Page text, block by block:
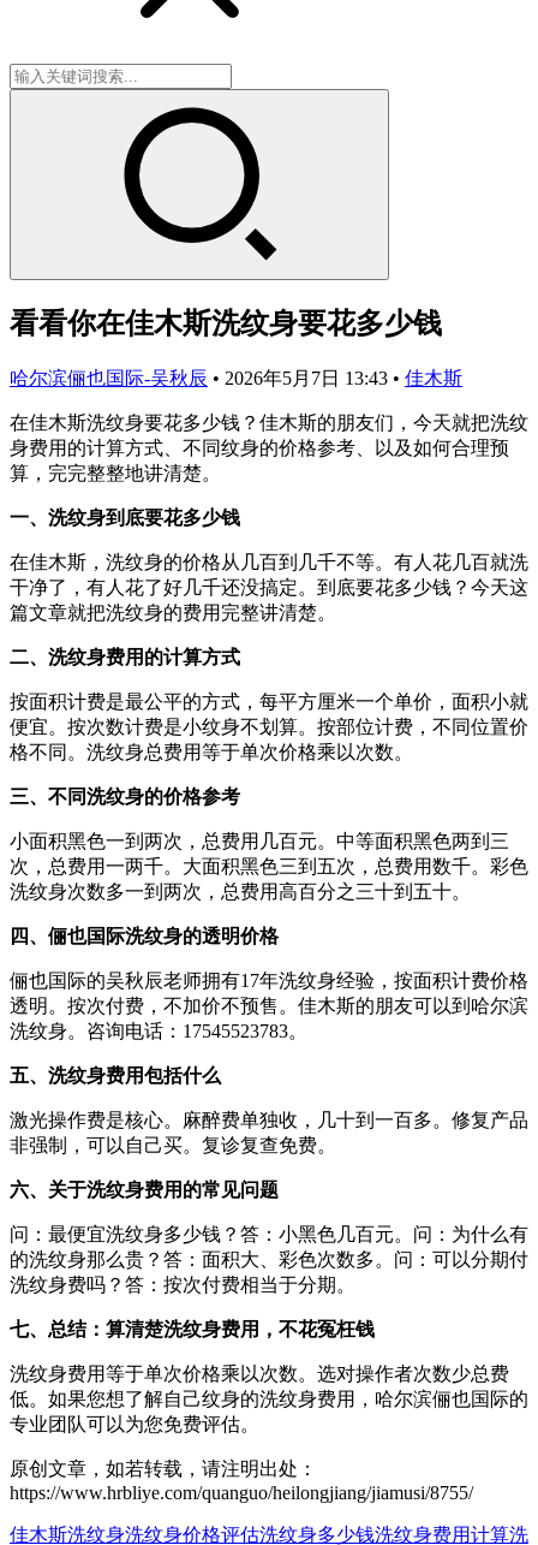
看看你在佳木斯洗纹身要花多少钱
哈尔滨俪也国际-吴秋辰 • 2026年5月7日 13:43 • 佳木斯
在佳木斯洗纹身要花多少钱？佳木斯的朋友们，今天就把洗纹
身费用的计算方式、不同纹身的价格参考、以及如何合理预
算，完完整整地讲清楚。
一、洗纹身到底要花多少钱
在佳木斯，洗纹身的价格从几百到几千不等。有人花几百就洗
干净了，有人花了好几千还没搞定。到底要花多少钱？今天这
篇文章就把洗纹身的费用完整讲清楚。
二、洗纹身费用的计算方式
按面积计费是最公平的方式，每平方厘米一个单价，面积小就
便宜。按次数计费是小纹身不划算。按部位计费，不同位置价
格不同。洗纹身总费用等于单次价格乘以次数。
三、不同洗纹身的价格参考
小面积黑色一到两次，总费用几百元。中等面积黑色两到三
次，总费用一两千。大面积黑色三到五次，总费用数千。彩色
洗纹身次数多一到两次，总费用高百分之三十到五十。
四、俪也国际洗纹身的透明价格
俪也国际的吴秋辰老师拥有17年洗纹身经验，按面积计费价格
透明。按次付费，不加价不预售。佳木斯的朋友可以到哈尔滨
洗纹身。咨询电话：17545523783。
五、洗纹身费用包括什么
激光操作费是核心。麻醉费单独收，几十到一百多。修复产品
非强制，可以自己买。复诊复查免费。
六、关于洗纹身费用的常见问题
问：最便宜洗纹身多少钱？答：小黑色几百元。问：为什么有
的洗纹身那么贵？答：面积大、彩色次数多。问：可以分期付
洗纹身费吗？答：按次付费相当于分期。
七、总结：算清楚洗纹身费用，不花冤枉钱
洗纹身费用等于单次价格乘以次数。选对操作者次数少总费
低。如果您想了解自己纹身的洗纹身费用，哈尔滨俪也国际的
专业团队可以为您免费评估。
原创文章，如若转载，请注明出处：
https://www.hrbliye.com/quanguo/heilongjiang/jiamusi/8755/
佳木斯洗纹身洗纹身价格评估洗纹身多少钱洗纹身费用计算洗